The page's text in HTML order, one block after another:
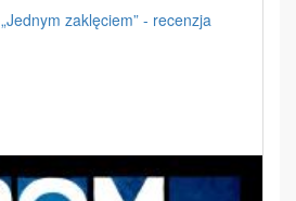
zaklęciem” - recenzja